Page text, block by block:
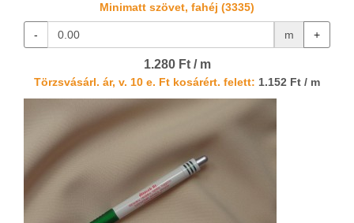
Minimatt szövet, fahéj (3335)
- m +
1.280 Ft / m
Törzsvásárl. ár, v. 10 e. Ft kosárért. felett: 1.152 Ft / m